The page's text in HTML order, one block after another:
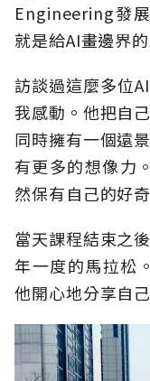
Engineering發
就是給AI畫邊界
訪談過這麼多位AI
我感動。他把自
同時擁有一個遠
有更多的想像力
然保有自己的好
當天課程結束之
年一度的馬拉松。
他開心地分享自